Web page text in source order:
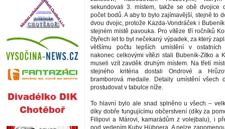
sekundovali 3. místem, takže se obě dvojice
počet bodů. A aby to bylo zajímavější, stejně to
dvou dvojic, protože Kazda-Vondráček i
stejném místě pavouka. Pro vítěze tří ročníků
čtyřech let to byl nečekaný výpadek, za který
většímu počtu lepších umístění v ostatních
nakonec celkovými vítězi stali Bubeník-Zítko a
museli vzít zavděk druhým místem. Na třetí
stejného kritéria dostali Ondrové a
bramborová medaile. Detaily umístění všech
prostudovat v tabulce níže.
To hlavní bylo ale snad splněno u všech –
díky dobře fungujícímu občerstvení (díky za
Filipovi a Márovi, kamarádům z volejbalu), i
pod vedením Kuby Hübnera. A nelze